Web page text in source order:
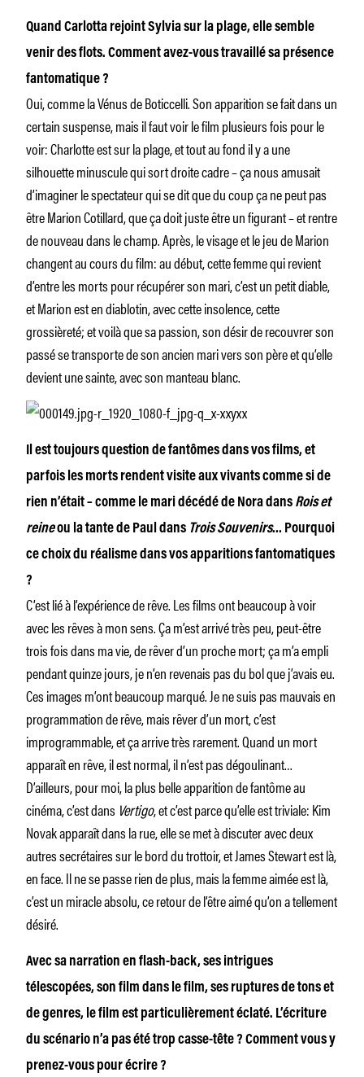
Quand Carlotta rejoint Sylvia sur la plage, elle semble
venir des flots. Comment avez-vous travaillé sa présence
fantomatique ?
Oui, comme la Vénus de Boticcelli. Son apparition se fait dans un
certain suspense, mais il faut voir le film plusieurs fois pour le
voir: Charlotte est sur la plage, et tout au fond il y a une
silhouette minuscule qui sort droite cadre – ça nous amusait
d’imaginer le spectateur qui se dit que du coup ça ne peut pas
être Marion Cotillard, que ça doit juste être un figurant – et rentre
de nouveau dans le champ. Après, le visage et le jeu de Marion
changent au cours du film: au début, cette femme qui revient
d’entre les morts pour récupérer son mari, c’est un petit diable,
et Marion est en diablotin, avec cette insolence, cette
grossièreté; et voilà que sa passion, son désir de recouvrer son
passé se transporte de son ancien mari vers son père et qu’elle
devient une sainte, avec son manteau blanc.
Il est toujours question de fantômes dans vos films, et
parfois les morts rendent visite aux vivants comme si de
rien n’était – comme le mari décédé de Nora dans Rois et
reineou la tante de Paul dans Trois Souvenirs… Pourquoi
ce choix du réalisme dans vos apparitions fantomatiques
?
C’est lié à l’expérience de rêve. Les films ont beaucoup à voir
avec les rêves à mon sens. Ça m’est arrivé très peu, peut-être
trois fois dans ma vie, de rêver d’un proche mort; ça m’a empli
pendant quinze jours, je n’en revenais pas du bol que j’avais eu.
Ces images m’ont beaucoup marqué. Je ne suis pas mauvais en
programmation de rêve, mais rêver d’un mort, c’est
improgrammable, et ça arrive très rarement. Quand un mort
apparaît en rêve, il est normal, il n’est pas dégoulinant…
D’ailleurs, pour moi, la plus belle apparition de fantôme au
cinéma, c’est dans Vertigo, et c’est parce qu’elle est triviale: Kim
Novak apparaît dans la rue, elle se met à discuter avec deux
autres secrétaires sur le bord du trottoir, et James Stewart est là,
en face. Il ne se passe rien de plus, mais la femme aimée est là,
c’est un miracle absolu, ce retour de l’être aimé qu’on a tellement
désiré.
Avec sa narration en flash-back, ses intrigues
télescopées, son film dans le film, ses ruptures de tons et
de genres, le film est particulièrement éclaté. L’écriture
du scénario n’a pas été trop casse-tête ? Comment vous y
prenez-vous pour écrire ?